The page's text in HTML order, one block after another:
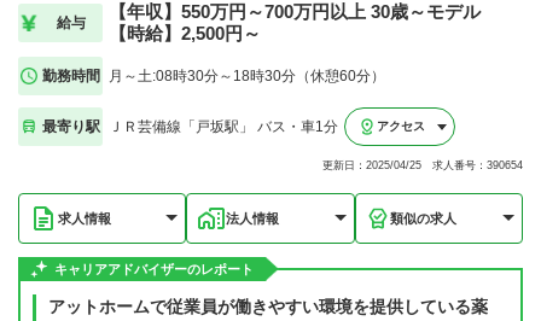
給与
【年収】550万円～700万円以上 30歳～モデル
【時給】2,500円～
勤務時間 月～土:08時30分～18時30分（休憩60分）
最寄り駅 ＪＲ芸備線「戸坂駅」 バス・車1分 アクセス
更新日：2025/04/25 求人番号：390654
求人情報 法人情報 類似の求人
キャリアアドバイザーのレポート
アットホームで従業員が働きやすい環境を提供している薬